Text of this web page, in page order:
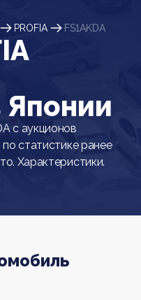
PROFIA FS1AKDA
Японии
с аукционов
статистике ранее
Характеристики.